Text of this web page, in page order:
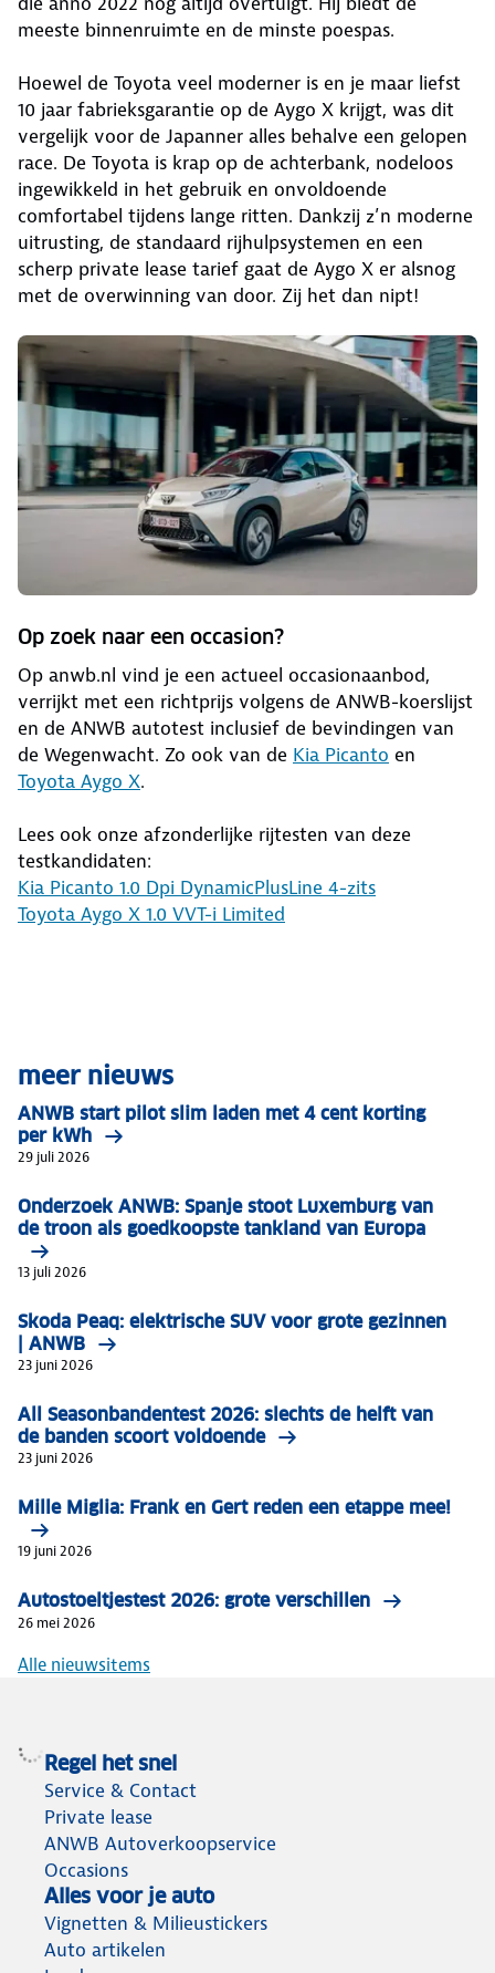
meeste binnenruimte en de minste poespas.
Hoewel de Toyota veel moderner is en je maar liefst
10 jaar fabrieksgarantie op de Aygo X krijgt, was dit
vergelijk voor de Japanner alles behalve een gelopen
race. De Toyota is krap op de achterbank, nodeloos
ingewikkeld in het gebruik en onvoldoende
comfortabel tijdens lange ritten. Dankzij z’n moderne
uitrusting, de standaard rijhulpsystemen en een
scherp private lease tarief gaat de Aygo X er alsnog
met de overwinning van door. Zij het dan nipt!
Op zoek naar een occasion?
Op anwb.nl vind je een actueel occasionaanbod,
verrijkt met een richtprijs volgens de ANWB-koerslijst
en de ANWB autotest inclusief de bevindingen van
de Wegenwacht. Zo ook van de Kia Picanto en
Toyota Aygo X.
Lees ook onze afzonderlijke rijtesten van deze
testkandidaten:
Kia Picanto 1.0 Dpi DynamicPlusLine 4-zits
Toyota Aygo X 1.0 VVT-i Limited
meer nieuws
ANWB start pilot slim laden met 4 cent korting
per kWh
29 juli 2026
Onderzoek ANWB: Spanje stoot Luxemburg van
de troon als goedkoopste tankland van Europa
13 juli 2026
Skoda Peaq: elektrische SUV voor grote gezinnen
| ANWB
23 juni 2026
All Seasonbandentest 2026: slechts de helft van
de banden scoort voldoende
23 juni 2026
Mille Miglia: Frank en Gert reden een etappe mee!
19 juni 2026
Autostoeltjestest 2026: grote verschillen
26 mei 2026
Alle nieuwsitems
Regel het snel
Service & Contact
Private lease
ANWB Autoverkoopservice
Occasions
Alles voor je auto
Vignetten & Milieustickers
Auto artikelen